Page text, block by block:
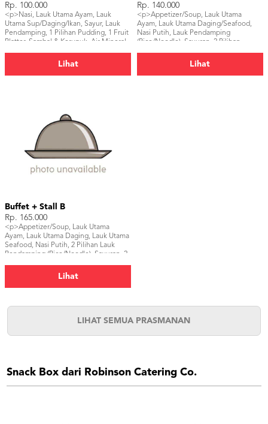
Rp. 100.000
<p>Nasi, Lauk Utama Ayam, Lauk
Utama Sup/Daging/Ikan, Sayur, Lauk
Pendamping, 1 Pilihan Pudding, 1 Fruit
Platter, Sambal & Kerupuk, Air Mineral,
Lihat
Rp. 140.000
<p>Appetizer/Soup, Lauk Utama
Ayam, Lauk Utama Daging/Seafood,
Nasi Putih, Lauk Pendamping
(Rice/Noodle), Sayuran, 2 Pilihan
Fruit Platter, Sambal & Kerupuk,
Mineral Water, 1 Pilihan Teh, 1 Pilihan
Mocktail/Juice/Soda, 1 Pilihan Food
Lihat
Buffet + Stall B
Rp. 165.000
<p>Appetizer/Soup, Lauk Utama
Ayam, Lauk Utama Daging, Lauk Utama
Seafood, Nasi Putih, 2 Pilihan Lauk
Pendamping (Rice/Noodle), Sayuran, 2
& Pie, Fruit Platter, Sambal & Kerupuk,
Air Putih, 1 Pilihan Teh, 1 Pilihan
Mocktail/Juice/Soda, 1 Pilihan Food
Lihat
LIHAT SEMUA PRASMANAN
Snack Box dari Robinson Catering Co.